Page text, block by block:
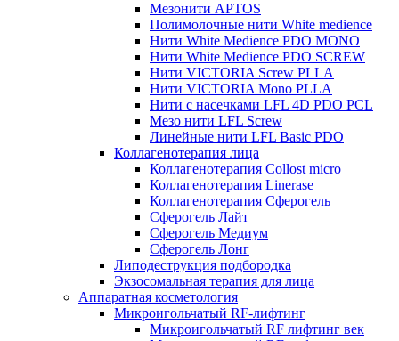
Мезонити APTOS
Полимолочные нити White medience
Нити White Medience PDO MONO
Нити White Medience PDO SCREW
Нити VICTORIA Screw PLLA
Нити VICTORIA Mono PLLA
Нити с насечками LFL 4D PDO PCL
Мезо нити LFL Screw
Линейные нити LFL Basic PDO
Коллагенотерапия лица
Коллагенотерапия Collost micro
Коллагенотерапия Linerase
Коллагенотерапия Сферогель
Сферогель Лайт
Сферогель Медиум
Сферогель Лонг
Липодеструкция подбородка
Экзосомальная терапия для лица
Аппаратная косметология
Микроигольчатый RF-лифтинг
Микроигольчатый RF лифтинг век